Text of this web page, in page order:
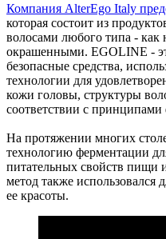
Компания AlterEgo Italy
которая состоит из
волосами любого типа - как
окрашенными. EGOLINE -
безопасные средства,
технологии для
кожи головы, структуры
соответствии с
На протяжении многих
технологию ферментации
питательных свойств пищи
метод также использовался
ее красоты.